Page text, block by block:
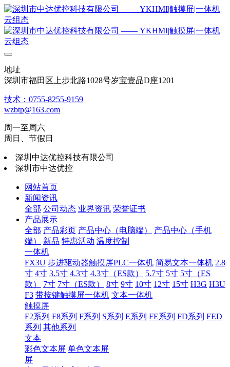
地址
深圳市福田区上步北路1028号岁宝壹品D座1201
技术：0755-8255-9159
wzbtp@163.com
周一至周六
周日、节假日
深圳中达优控科技有限公司
深圳市中达优控
网站首页
新闻资讯
全部 公司动态 业界资讯 荣誉证书
产品展示
全部 产品彩页 产品中心（电脑端）
产品中心（手机
端）
新品 特惠活动 温度控制
一体机
FX3U 步进驱动器触摸屏PLC一体机 简易文本一体机 2.8
寸 4寸 3.5寸 4.3寸 4.3寸（ES款） 5.7寸 5寸 5寸（ES
款）
7寸 7寸（ES款） 8寸 9寸 10寸 12寸 15寸 H3G H3U
F3 带按键触摸屏一体机 文本一体机
触摸屏
F2系列 F8系列 F系列 S系列 E系列 FE系列 FD系列 FED
系列 其他系列
文本
彩色文本屏 单色文本屏
屏